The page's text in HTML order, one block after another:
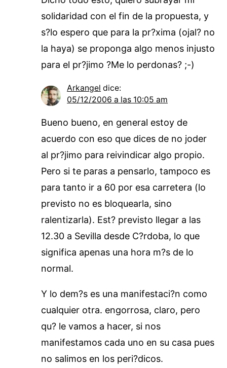
solidaridad con el fin de la propuesta, y
s?lo espero que para la pr?xima (ojal? no
la haya) se proponga algo menos injusto
para el pr?jimo ?Me lo perdonas? ;-)
Arkangel dice:
05/12/2006 a las 10:05 am
Bueno bueno, en general estoy de
acuerdo con eso que dices de no joder
al pr?jimo para reivindicar algo propio.
Pero si te paras a pensarlo, tampoco es
para tanto ir a 60 por esa carretera (lo
previsto no es bloquearla, sino
ralentizarla). Est? previsto llegar a las
12.30 a Sevilla desde C?rdoba, lo que
significa apenas una hora m?s de lo
normal.
Y lo dem?s es una manifestaci?n como
cualquier otra. engorrosa, claro, pero
qu? le vamos a hacer, si nos
manifestamos cada uno en su casa pues
no salimos en los peri?dicos.